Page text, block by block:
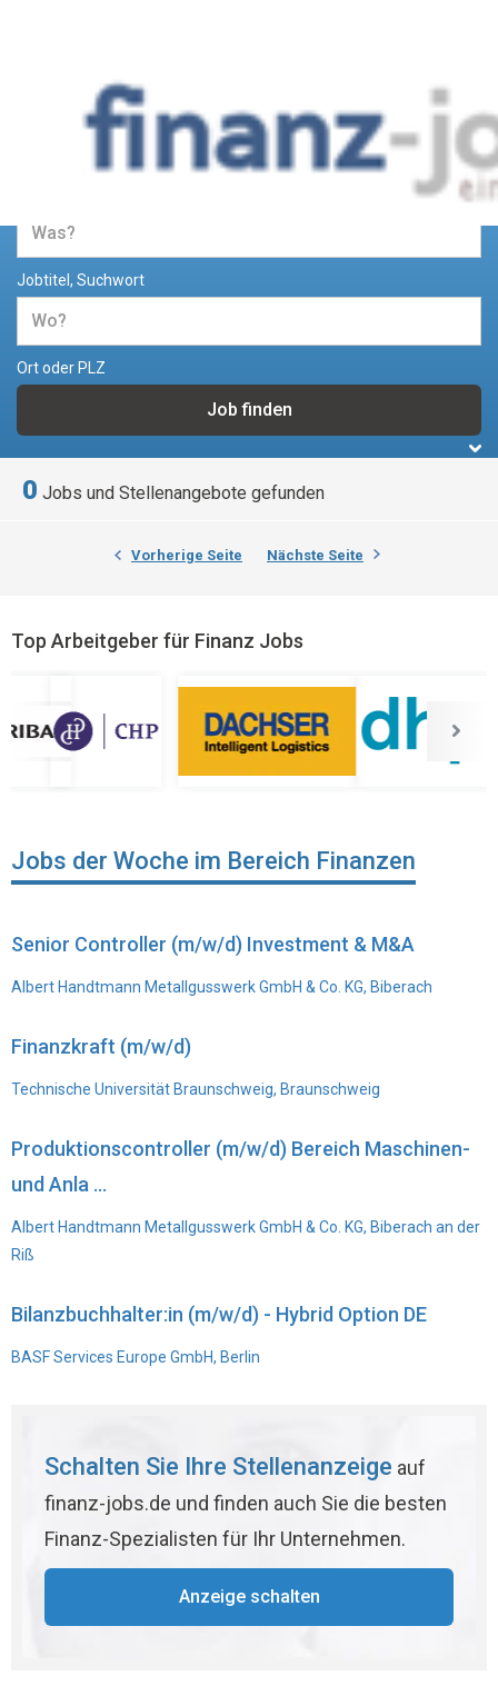
Jobs und Stellenangebote im
Bereich Finanzen
Jobtitel, Suchwort
Ort oder PLZ
0 Jobs und Stellenangebote gefunden
Vorherige Seite Nächste Seite
Top Arbeitgeber für Finanz Jobs
Jobs der Woche im Bereich Finanzen
Senior Controller (m/w/d) Investment & M&A
Albert Handtmann Metallgusswerk GmbH & Co. KG, Biberach
Finanzkraft (m/w/d)
Technische Universität Braunschweig, Braunschweig
Produktionscontroller (m/w/d) Bereich Maschinen-
und Anla ...
Albert Handtmann Metallgusswerk GmbH & Co. KG, Biberach an der
Riß
Bilanzbuchhalter:in (m/w/d) - Hybrid Option DE
BASF Services Europe GmbH, Berlin
Schalten Sie Ihre Stellenanzeige auf
finanz-jobs.de und finden auch Sie die besten
Finanz-Spezialisten für Ihr Unternehmen.
Anzeige schalten